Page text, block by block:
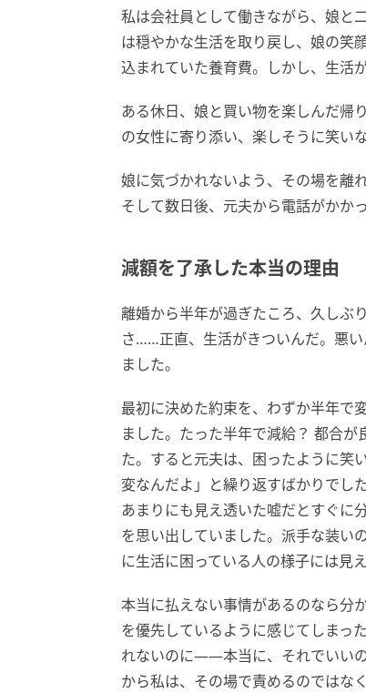
私は会社員として働きながら、娘と
は穏やかな生活を取り戻し、娘の笑
込まれていた養育費。しかし、生活
ある休日、娘と買い物を楽しんだ帰
の女性に寄り添い、楽しそうに笑い
娘に気づかれないよう、その場を離
そして数日後、元夫から電話がかか
減額を了承した本当の理由
離婚から半年が過ぎたころ、久しぶ
さ……正直、生活がきついんだ。悪
ました。
最初に決めた約束を、わずか半年
ました。たった半年で減給？ 都合
た。すると元夫は、困ったように笑
変なんだよ」と繰り返すばかりでし
あまりにも見え透いた嘘だとすぐに
を思い出していました。派手な装い
に生活に困っている人の様子には見
本当に払えない事情があるのなら分
を優先しているように感じてしまっ
れないのに――本当に、それでいい
から私は、その場で責めるのではな